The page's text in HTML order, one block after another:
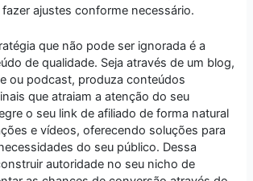
ajustes conforme necessário.
que não pode ser ignorada é a
de qualidade. Seja através de um blog,
ou podcast, produza conteúdos
que atraiam a atenção do seu
o seu link de afiliado de forma natural
e vídeos, oferecendo soluções para
do seu público. Dessa
autoridade no seu nicho de